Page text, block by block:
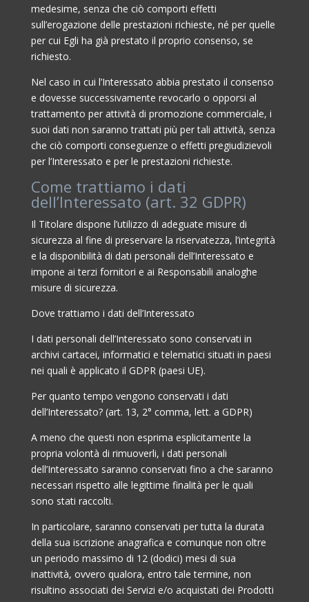
medesime, senza che ciò comporti effetti
sull’erogazione delle prestazioni richieste, né per quelle
per cui Egli ha già prestato il proprio consenso, se
richiesto.
Nel caso in cui l’Interessato abbia prestato il consenso
e dovesse successivamente revocarlo o opporsi al
trattamento per attività di promozione commerciale, i
suoi dati non saranno trattati più per tali attività, senza
che ciò comporti conseguenze o effetti pregiudizievoli
per l’Interessato e per le prestazioni richieste.
Come trattiamo i dati
dell’Interessato (art. 32 GDPR)
Il Titolare dispone l’utilizzo di adeguate misure di
sicurezza al fine di preservare la riservatezza, l’integrità
e la disponibilità di dati personali dell’Interessato e
impone ai terzi fornitori e ai Responsabili analoghe
misure di sicurezza.
Dove trattiamo i dati dell’Interessato
I dati personali dell’Interessato sono conservati in
archivi cartacei, informatici e telematici situati in paesi
nei quali è applicato il GDPR (paesi UE).
Per quanto tempo vengono conservati i dati
dell’Interessato? (art. 13, 2° comma, lett. a GDPR)
A meno che questi non esprima esplicitamente la
propria volontà di rimuoverli, i dati personali
dell’Interessato saranno conservati fino a che saranno
necessari rispetto alle legittime finalità per le quali
sono stati raccolti.
In particolare, saranno conservati per tutta la durata
della sua iscrizione anagrafica e comunque non oltre
un periodo massimo di 12 (dodici) mesi di sua
inattività, ovvero qualora, entro tale termine, non
risultino associati dei Servizi e/o acquistati dei Prodotti